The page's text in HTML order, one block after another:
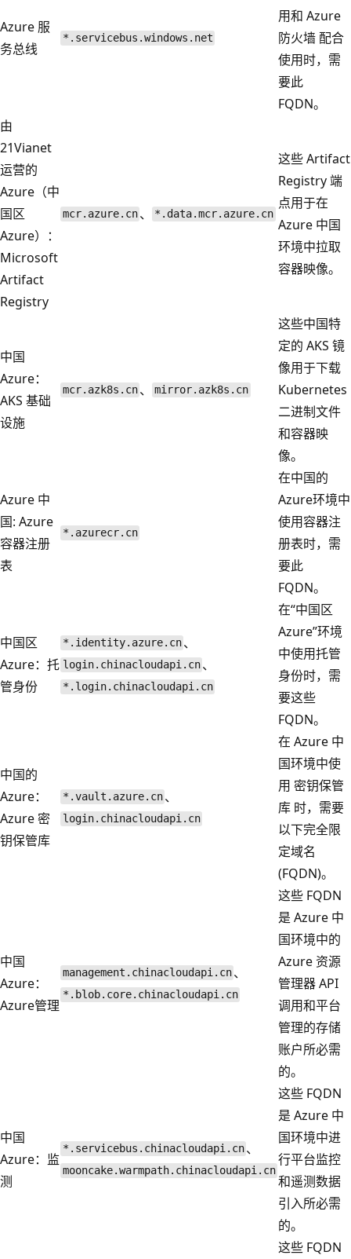
Azure 服
务总线
*.servicebus.windows.net
用和 Azure
防火墙 配合
使用时，需
要此
FQDN。
由
21Vianet
运营的
Azure（中
国区
Azure）：
Microsoft
Artifact
Registry
mcr.azure.cn 、 *.data.mcr.azure.cn
这些 Artifact
Registry 端
点用于在
Azure 中国
环境中拉取
容器映像。
中国
Azure：
AKS 基础
设施
mcr.azk8s.cn 、 mirror.azk8s.cn
这些中国特
定的 AKS 镜
像用于下载
Kubernetes
二进制文件
和容器映
像。
Azure 中
国: Azure
容器注册
表
*.azurecr.cn
在中国的
Azure环境中
使用容器注
册表时，需
要此
FQDN。
中国区
Azure：托
管身份
*.identity.azure.cn 、
login.chinacloudapi.cn 、
*.login.chinacloudapi.cn
在“中国区
Azure”环境
中使用托管
身份时，需
要这些
FQDN。
中国的
Azure：
Azure 密
钥保管库
*.vault.azure.cn 、
login.chinacloudapi.cn
在 Azure 中
国环境中使
用 密钥保管
库 时，需要
以下完全限
定域名
(FQDN)。
中国
Azure：
Azure管理
management.chinacloudapi.cn 、
*.blob.core.chinacloudapi.cn
这些 FQDN
是 Azure 中
国环境中的
Azure 资源
管理器 API
调用和平台
管理的存储
账户所必需
的。
中国
Azure：监
测
*.servicebus.chinacloudapi.cn 、
mooncake.warmpath.chinacloudapi.cn
这些 FQDN
是 Azure 中
国环境中进
行平台监控
和遥测数据
引入所必需
的。
这些 FQDN